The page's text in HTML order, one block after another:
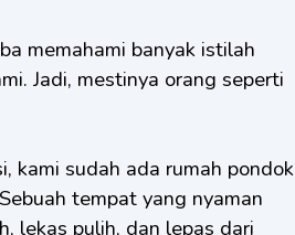
memahami banyak istilah
Jadi, mestinya orang seperti
kami sudah ada rumah pondok
tempat yang nyaman
lekas pulih, dan lepas dari